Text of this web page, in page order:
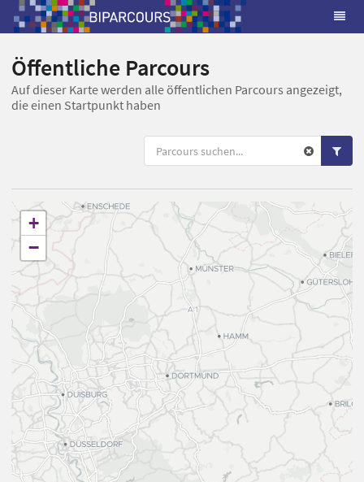
Öffentliche Parcours
Auf dieser Karte werden alle öffentlichen Parcours angezeigt,
die einen Startpunkt haben
+
−